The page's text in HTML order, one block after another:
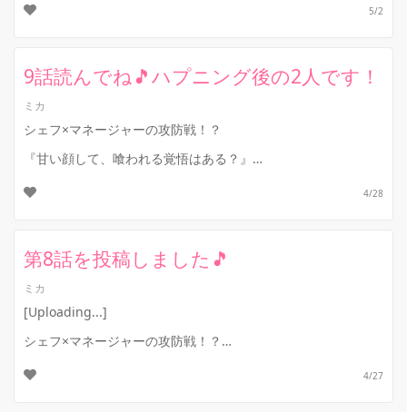
倒れたマネージャー・柳田を、シェフ・愛斗が連れ帰って介...
5/2
9話読んでね🎵ハプニング後の2人です！
ミカ
シェフ×マネージャーの攻防戦！？
『甘い顔して、喰われる覚悟はある？』
第9話を投稿しました！！
4/28
第8話を投稿しました🎵
ミカ
[Uploading...]
シェフ×マネージャーの攻防戦！？
『甘い顔して、喰われる覚悟はある？』
4/27